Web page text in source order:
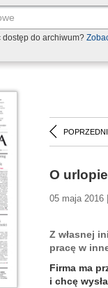
dostęp do archiwum?
O
05 maja 2016
Z własnej
pracę w
Firma ma
i chcę